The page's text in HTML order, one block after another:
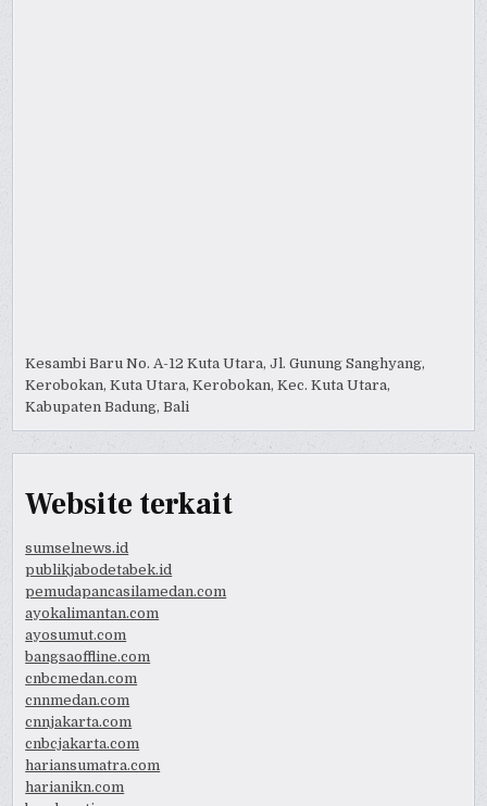
Kesambi Baru No. A-12 Kuta Utara, Jl. Gunung Sanghyang,
Kerobokan, Kuta Utara, Kerobokan, Kec. Kuta Utara,
Kabupaten Badung, Bali
Website terkait
sumselnews.id
publikjabodetabek.id
pemudapancasilamedan.com
ayokalimantan.com
ayosumut.com
bangsaoffline.com
cnbcmedan.com
cnnmedan.com
cnnjakarta.com
cnbcjakarta.com
hariansumatra.com
harianikn.com